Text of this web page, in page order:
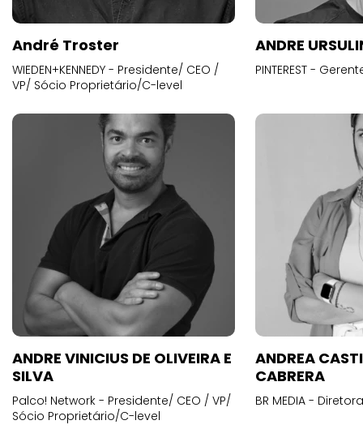
André Troster
WIEDEN+KENNEDY - Presidente/ CEO /
VP/ Sócio Proprietário/C-level
ANDRE
PINTEREST -
ANDRE VINICIUS DE OLIVEIRA E
SILVA
Palco! Network - Presidente/ CEO / VP/
Sócio Proprietário/C-level
ANDREA
CABRERA
BR MEDIA -